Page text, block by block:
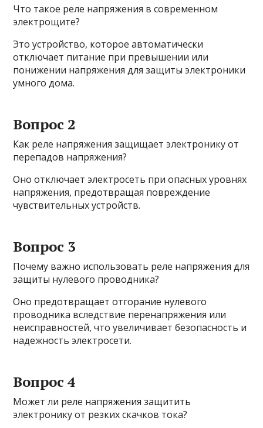
Что такое реле напряжения в современном
электрощите?
Это устройство, которое автоматически
отключает питание при превышении или
понижении напряжения для защиты электроники
умного дома.
Вопрос 2
Как реле напряжения защищает электронику от
перепадов напряжения?
Оно отключает электросеть при опасных уровнях
напряжения, предотвращая повреждение
чувствительных устройств.
Вопрос 3
Почему важно использовать реле напряжения для
защиты нулевого проводника?
Оно предотвращает отгорание нулевого
проводника вследствие перенапряжения или
неисправностей, что увеличивает безопасность и
надежность электросети.
Вопрос 4
Может ли реле напряжения защитить
электронику от резких скачков тока?